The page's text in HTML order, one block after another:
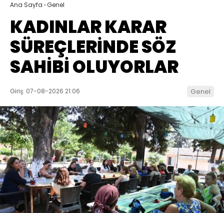
Ana Sayfa ›Genel
KADINLAR KARAR
SÜREÇLERİNDE SÖZ
SAHİBİ OLUYORLAR
Giriş: 07-08-2026 21:06 Genel